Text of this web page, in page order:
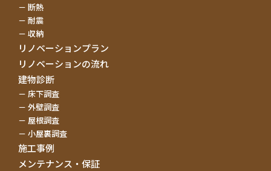
断熱
耐震
収納
リノベーションプラン
リノベーションの流れ
建物診断
床下調査
外壁調査
屋根調査
小屋裏調査
施工事例
メンテナンス・保証